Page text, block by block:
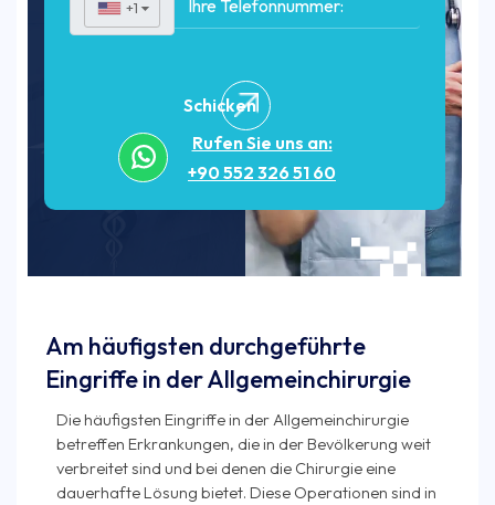
+1 ▼
Schicken
Rufen Sie uns an:
+90 552 326 51 60
Am häufigsten durchgeführte
Eingriffe in der Allgemeinchirurgie
Die häufigsten Eingriffe in der Allgemeinchirurgie
betreffen Erkrankungen, die in der Bevölkerung weit
verbreitet sind und bei denen die Chirurgie eine
dauerhafte Lösung bietet. Diese Operationen sind in